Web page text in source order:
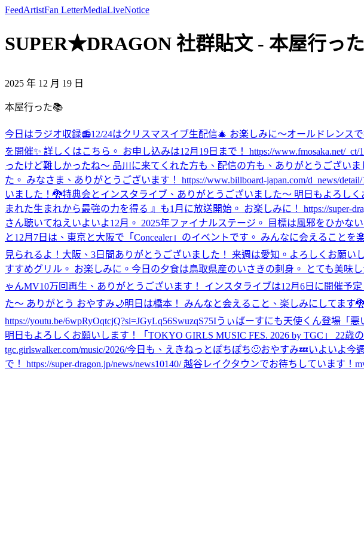
FeedArtistFan LetterMediaLiveNotice
SUPER★DRAGON 社群貼文 - 本屋行っ
2025 年 12 月 19 日
本屋行った📚
今日はラジオ収録📻12/24はクリスマスイブ生配信🎄 お楽しみに〜オールドレンス
を開催✨ 詳しくはこちら。 お申し込みは12月19日まで！ https://www.fmosaka.net/_ct/
ったけど難しかったね〜 品川に来てくれた方も、配信の方も、ありがとうございま
た。 みなさま、ありがとうございます！ https://www.billboard-japan.com/d_news/detail/
いました！🐉特典会とインスタライブ、ありがとうございました〜 明日もよろしく
まれた生まれから最強の力を得る 』も1月に放送開始。 お楽しみに！ https://super-
さん聴いてねえ いよいよ12月。 2025年ファイナルステージ。 目標は風邪をひかない
と12月7日は、東京と大阪で「Concealer」のイベントです。 みんなに会えることを
見られるよ！ 大阪、3日間ありがとうございました！ 来週は愛知。よろしくお願い
すすめグリル。 お楽しみに。 今日の夕食は鳥取県産のいさきの刺身。 とても美味
ゃんMV10万回再生、ありがとうございます！ インスタライブは12月6日に開催予定
た〜 ありがとう おやすみ🌙明日は橋本！ みんなと会えること、楽しみにしてます
https://youtu.be/6wpRyOqtcjQ?si=JGyLq56SwuzqS75Iうぃばーすにも天使くん登場 「
明日もよろしくお願いします！
「TOKYO GIRLS MUSIC FES. 2026 by TGC」 22
tgc.girlswalker.com/music/2026/今日も、えきねっとぽちぽち🙂おやすみ💤いよいよ今
で！ https://super-dragon.jp/news/news10140/ 越谷レイクタウンでお待ちしています！